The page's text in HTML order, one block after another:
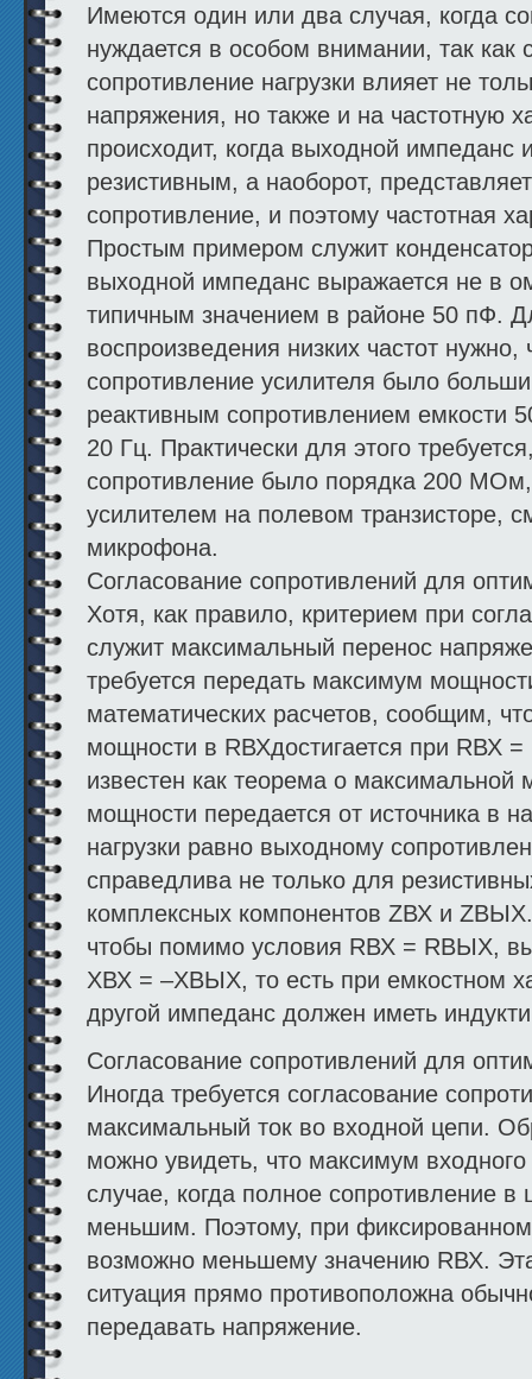
Имеются один или два случая, когда
нуждается в особом внимании, так
сопротивление нагрузки влияет не
напряжения, но также и на частотную
происходит, когда выходной импеданс
резистивным, а наоборот,
сопротивление, и поэтому частотная
Простым примером служит
выходной импеданс выражается не в
типичным значением в районе 50 пФ.
воспроизведения низких частот нужно,
сопротивление усилителя было
реактивным сопротивлением емкости
20 Гц. Практически для этого
сопротивление было порядка 200 МОм,
усилителем на полевом транзисторе,
микрофона.
Согласование сопротивлений для
Хотя, как правило, критерием при
служит максимальный перенос
требуется передать максимум
математических расчетов, сообщим,
мощности в RВХдостигается при RВХ
известен как теорема о
мощности передается от источника в
нагрузки равно выходному
справедлива не только для
комплексных компонентов ZВХ и
чтобы помимо условия RВХ = RВЫХ,
XВХ = –XВЫХ, то есть при емкостном
другой импеданс должен иметь
Согласование сопротивлений для
Иногда требуется согласование
максимальный ток во входной цепи.
можно увидеть, что максимум
случае, когда полное сопротивление
меньшим. Поэтому, при
возможно меньшему значению RВХ.
ситуация прямо противоположна
передавать напряжение.